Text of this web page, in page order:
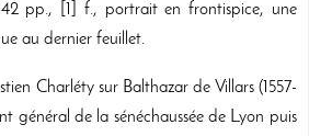
pp., [1] f., portrait en frontispice, une
au dernier feuillet.
Charléty sur Balthazar de Villars (1557-
général de la sénéchaussée de Lyon puis